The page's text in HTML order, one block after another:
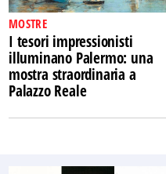
MOSTRE
I tesori impressionisti
illuminano Palermo: una
mostra straordinaria a
Palazzo Reale